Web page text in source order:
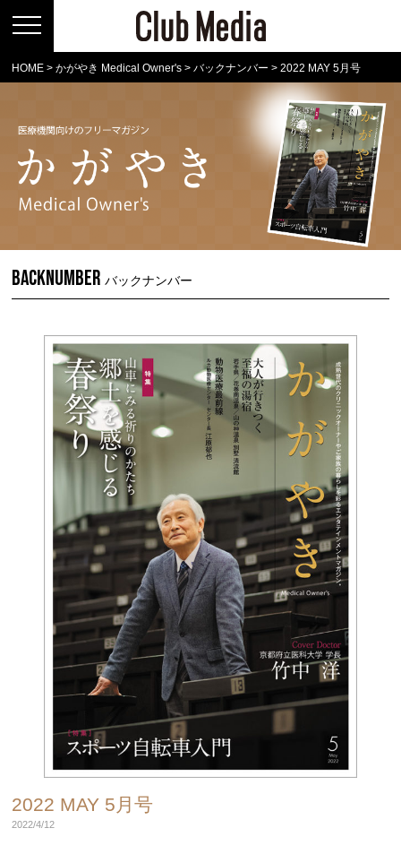
HOME >かがやき Medical Owner's >バックナンバー >2022 MAY 5月号
BACKNUMBER バックナンバー
2022 MAY 5月号
2022/4/12